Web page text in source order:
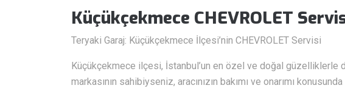
Küçükçekmece CHEVROLET
Teryaki Garaj: Küçükçekmece İlçesi’nin CHEVROLET Servisi
Küçükçekmece ilçesi, İstanbul’un en özel ve doğal
markasının sahibiyseniz, aracınızın bakımı ve onarımı